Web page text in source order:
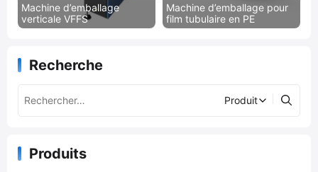
Machine d’emballage
verticale VFFS
Machine d’emballage pour
film tubulaire en PE
Recherche
Produits